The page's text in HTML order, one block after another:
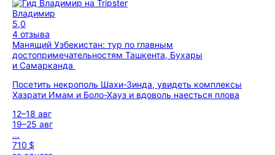
Владимир
5,0
4 отзыва
Манящий Узбекистан: тур по главным
достопримечательностям Ташкента, Бухары
и Самарканда
Посетить некрополь Шахи-Зинда, увидеть комплексы
Хазрати Имам и Боло-Хауз и вдоволь наесться плова
12–18 авг
19–25 авг
...
710 $